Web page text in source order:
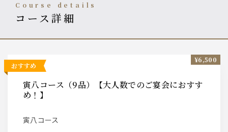
course details
コース詳細
おすすめ
寅八コース（9品）【大人数でのご宴会におすす
め！】
寅八コース
¥6,500